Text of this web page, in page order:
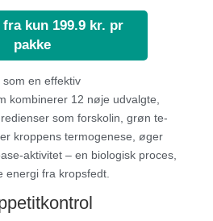
kun 199.9 kr. pr
pakke
som en effektiv
kombinerer 12 nøje udvalgte,
som forskolin, grøn te-
kroppens termogenese, øger
– en biologisk proces,
fra kropsfedt.